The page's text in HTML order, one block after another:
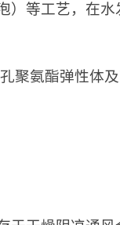
）等工艺，在
聚氨酯弹性体